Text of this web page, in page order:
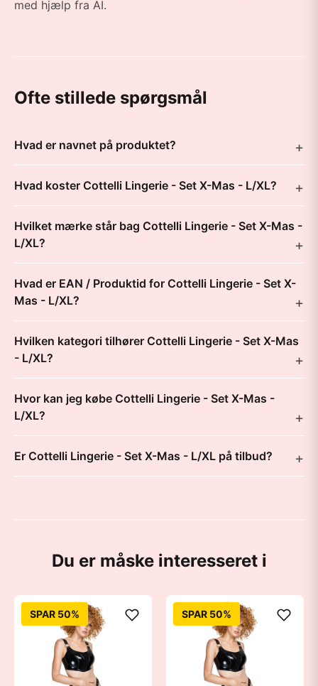
med hjælp fra AI.
Ofte stillede spørgsmål
Hvad er navnet på produktet?
Hvad koster Cottelli Lingerie - Set X-Mas - L/XL?
Hvilket mærke står bag Cottelli Lingerie - Set X-Mas -
L/XL?
Hvad er EAN / Produktid for Cottelli Lingerie - Set X-
Mas - L/XL?
Hvilken kategori tilhører Cottelli Lingerie - Set X-Mas
- L/XL?
Hvor kan jeg købe Cottelli Lingerie - Set X-Mas -
L/XL?
Er Cottelli Lingerie - Set X-Mas - L/XL på tilbud?
Du er måske interesseret i
SPAR 50% SPAR 50%